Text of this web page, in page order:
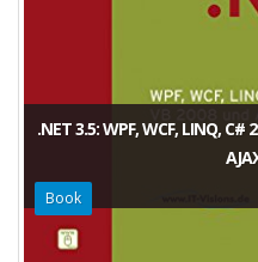
.NET 3.5: WPF, WCF, LINQ, C#
Book